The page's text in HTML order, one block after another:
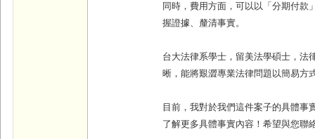
同時，費用方面，可以以「分期付款
握證據、釐清事實。
台大法律系學士，留美法學碩士，法
晰，能將艱澀專業法律問題以簡易方
目前，我對於我們這件案子的具體事
了解更多具體事實內容！希望與您聯